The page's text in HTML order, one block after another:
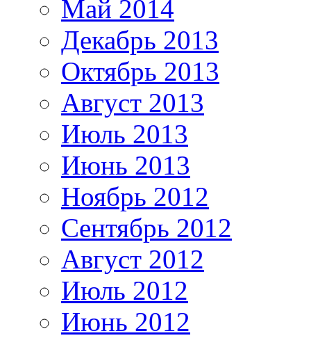
Май 2014
Декабрь 2013
Октябрь 2013
Август 2013
Июль 2013
Июнь 2013
Ноябрь 2012
Сентябрь 2012
Август 2012
Июль 2012
Июнь 2012